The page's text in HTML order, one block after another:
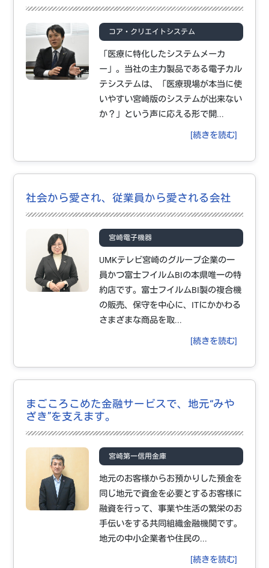
コア・クリエイトシステム
「医療に特化したシステムメーカ
ー」。当社の主力製品である電子カル
テシステムは、「医療現場が本当に使
いやすい宮崎版のシステムが出来ない
か？」という声に応える形で開...
[続きを読む]
社会から愛され、従業員から愛される会社
宮崎電子機器
UMKテレビ宮崎のグループ企業の一
員かつ富士フイルムBIの本県唯一の特
約店です。富士フイルムBI製の複合機
の販売、保守を中心に、ITにかかわる
さまざまな商品を取...
[続きを読む]
まごころこめた金融サービスで、地元“みや
ざき”を支えます。
宮崎第一信用金庫
地元のお客様からお預かりした預金を
同じ地元で資金を必要とするお客様に
融資を行って、事業や生活の繁栄のお
手伝いをする共同組織金融機関です。
地元の中小企業者や住民の...
[続きを読む]